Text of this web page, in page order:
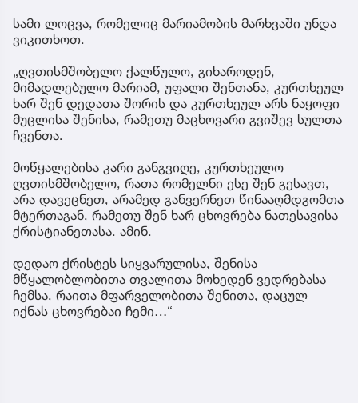
სამი ლოცვა, რომელიც მარიამობის მარხვაში უნდა
ვიკითხოთ.
„ღვთისმშობელო ქალწულო, გიხაროდენ,
მიმადლებულო მარიამ, უფალი შენთანა, კურთხეულ
ხარ შენ დედათა შორის და კურთხეულ არს ნაყოფი
მუცლისა შენისა, რამეთუ მაცხოვარი გვიშევ სულთა
ჩვენთა.
მოწყალებისა კარი განგვიღე, კურთხეულო
ღვთისმშობელო, რათა რომელნი ესე შენ გესავთ,
არა დავეცნეთ, არამედ განვერნეთ წინააღმდგომთა
მტერთაგან, რამეთუ შენ ხარ ცხოვრება ნათესავისა
ქრისტიანეთასა. ამინ.
დედაო ქრისტეს სიყვარულისა, შენისა
მწყალობლობითა თვალითა მოხედენ ვედრებასა
ჩემსა, რაითა მფარველობითა შენითა, დაცულ
იქნას ცხოვრებაი ჩემი…“